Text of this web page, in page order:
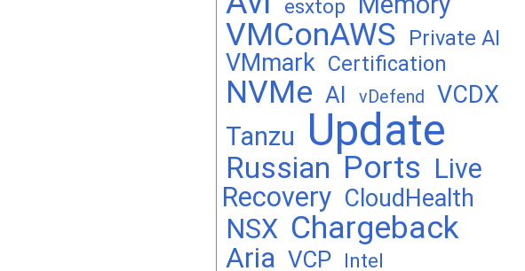
esxtop
VMConAWS Private AI
VMmark Certification
NVMe AI vDefend VCDX
Tanzu Update
Russian Ports Live
Recovery CloudHealth
NSX Chargeback
Aria VCP Intel